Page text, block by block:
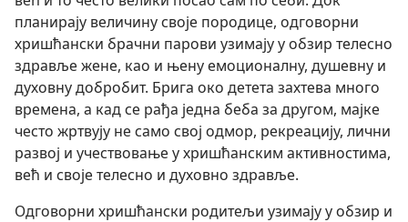
планирају величину своје породице, одговорни
хришћански брачни парови узимају у обзир телесно
здравље жене, као и њену емоционалну, душевну и
духовну добробит. Брига око детета захтева много
времена, а кад се рађа једна беба за другом, мајке
често жртвују не само свој одмор, рекреацију, лични
развој и учествовање у хришћанским активностима,
већ и своје телесно и духовно здравље.
Одговорни хришћански родитељи узимају у обзир и